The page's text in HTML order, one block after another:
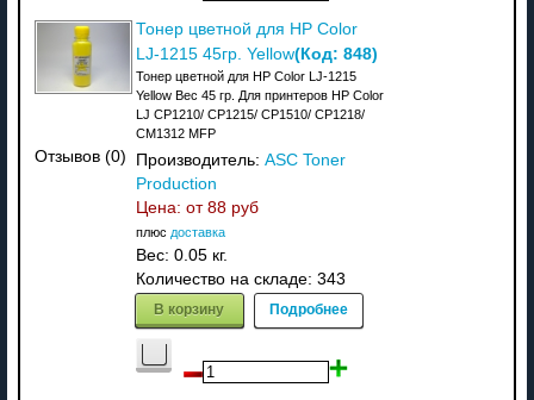
Отзывов (0)
Тонер цветной для HP Color
LJ-1215 45гр. Yellow(Код: 848)
Тонер цветной для HP Color LJ-1215
Yellow Вес 45 гр. Для принтеров HP Color
LJ CP1210/ CP1215/ CP1510/ CP1218/
CM1312 MFP
Производитель: ASC Toner
Production
Цена: от 88 руб
плюс доставка
Вес: 0.05 кг.
Количество на складе: 343
В корзину Подробнее